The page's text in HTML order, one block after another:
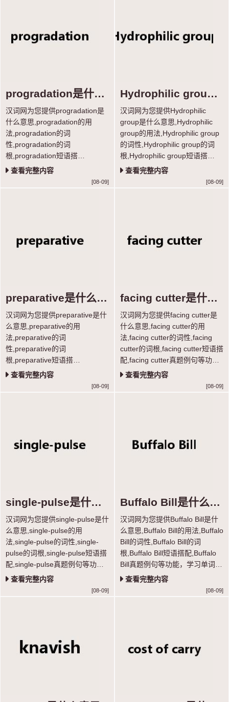
progradation是什么
意思
汉词网为您提供progradation是
什么意思,progradation的用
法,progradation的词
性,progradation的词
根,progradation短语搭
配,progradation真题例句等功
查看完整内容
[08-09]
Hydrophilic group
是什么意思
汉词网为您提供Hydrophilic
group是什么意思,Hydrophilic
group的用法,Hydrophilic group
的词性,Hydrophilic group的词
根,Hydrophilic group短语搭
配,Hydrophilic group真题例句等
查看完整内容
[08-09]
preparative是什么意
思
汉词网为您提供preparative是什
么意思,preparative的用
法,preparative的词
性,preparative的词
根,preparative短语搭
配,preparative真题例句等功能，
查看完整内容
[08-09]
facing cutter是什么
意思
汉词网为您提供facing cutter是
什么意思,facing cutter的用
法,facing cutter的词性,facing
cutter的词根,facing cutter短语搭
配,facing cutter真题例句等功
能，学习单词超轻松。
查看完整内容
[08-09]
single-pulse是什么
意思
汉词网为您提供single-pulse是什
么意思,single-pulse的用
法,single-pulse的词性,single-
pulse的词根,single-pulse短语搭
配,single-pulse真题例句等功
能，学习单词超轻松。
查看完整内容
[08-09]
Buffalo Bill是什么意
思
汉词网为您提供Buffalo Bill是什
么意思,Buffalo Bill的用法,Buffalo
Bill的词性,Buffalo Bill的词
根,Buffalo Bill短语搭配,Buffalo
Bill真题例句等功能，学习单词超
轻松。
查看完整内容
[08-09]